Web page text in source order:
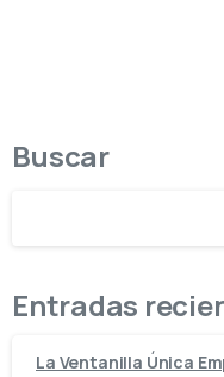
Buscar
Entradas
La Ventanilla Única